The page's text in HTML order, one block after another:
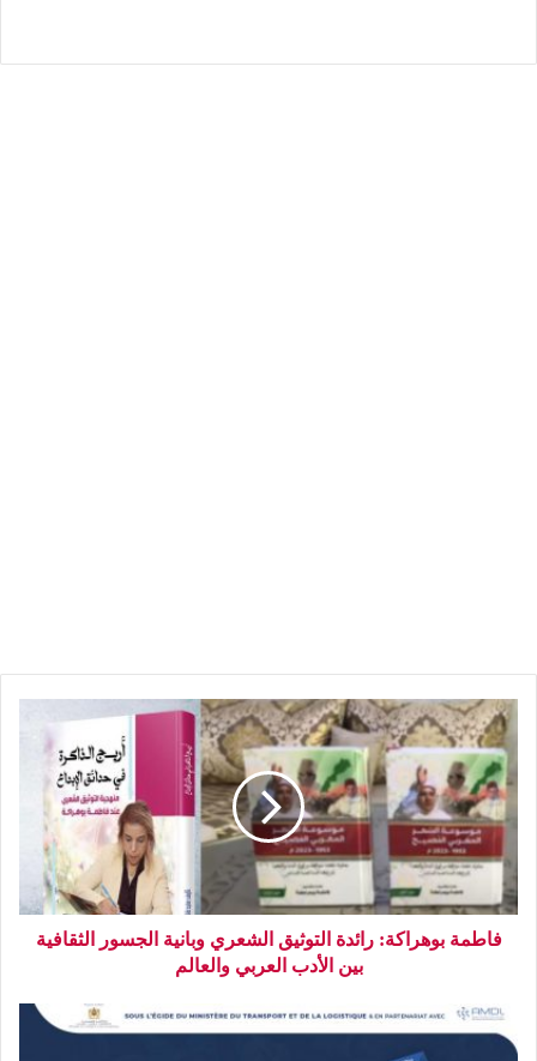
فاطمة بوهراكة: رائدة التوثيق الشعري وبانية الجسور الثقافية
بين الأدب العربي والعالم